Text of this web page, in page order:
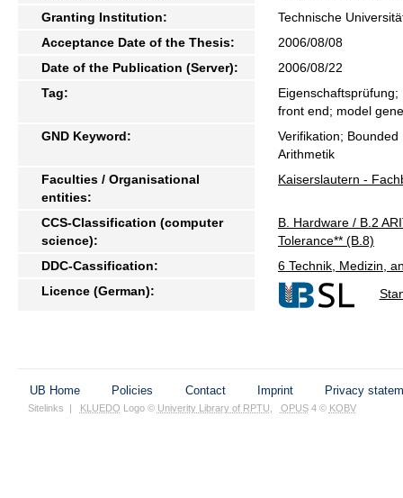
Granting Institution:
Technische
Acceptance Date of the Thesis:
2006/08/08
Date of the Publication (Server):
2006/08/22
Tag:
front end; model
GND Keyword:
Verifikation;
Arithmetik
Faculties / Organisational
entities:
Kaiserslautern -
CCS-Classification (computer
science):
B. Hardware / B.2
Tolerance** (B.8)
DDC-Cassification:
6 Technik, Medizin,
Licence (German):
UB Home Policies Contact Imprint Privacy
Sitelinks | KLUEDO Logo © Univerity Library of RPTU OPUS4 © KOBV